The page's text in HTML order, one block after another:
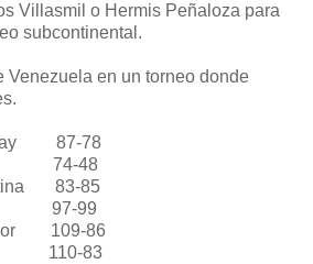
Villasmil o Hermis Peñaloza para
subcontinental.
Venezuela en un torneo donde
87-78
74-48
83-85
97-99
109-86
110-83